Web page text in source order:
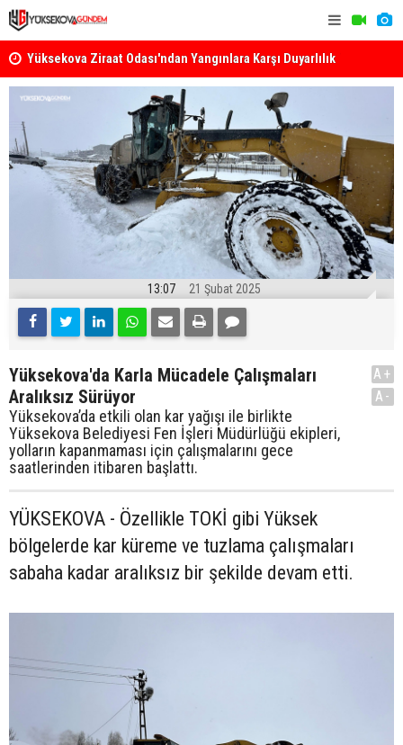
Yüksekova Ziraat Odası'ndan Yangınlara Karşı Duyarlılık
Çağrısı
13:07 21 Şubat 2025
Yüksekova'da Karla Mücadele Çalışmaları
Aralıksız Sürüyor
Yüksekova’da etkili olan kar yağışı ile birlikte
Yüksekova Belediyesi Fen İşleri Müdürlüğü ekipleri,
yolların kapanmaması için çalışmalarını gece
saatlerinden itibaren başlattı.
A+
A-
YÜKSEKOVA - Özellikle TOKİ gibi Yüksek
bölgelerde kar küreme ve tuzlama çalışmaları
sabaha kadar aralıksız bir şekilde devam etti.